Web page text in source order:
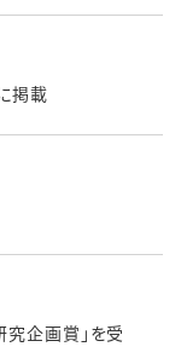
掲載
企画賞」を受